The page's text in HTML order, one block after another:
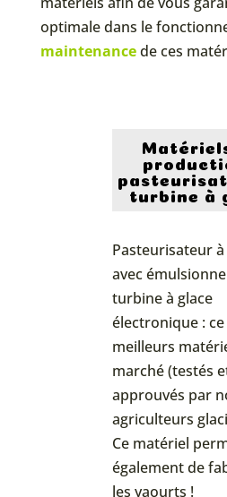
optimale dans le
maintenancede ces
turbine à
Pasteurisateur à
avec
turbine à glace
électronique :
meilleurs
marché (testés
approuvés par
agriculteurs
Ce matériel
également de
les yaourts !